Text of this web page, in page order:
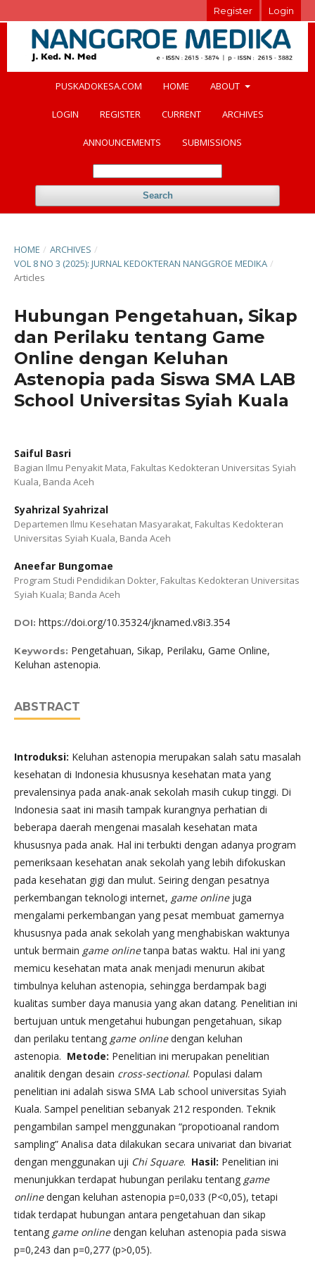
PUSKADOKESA.COM HOME ABOUT
LOGIN REGISTER CURRENT ARCHIVES
ANNOUNCEMENTS SUBMISSIONS
Search
Register Login
HOME / ARCHIVES /
VOL 8 NO 3 (2025): JURNAL KEDOKTERAN NANGGROE MEDIKA /
Articles
Hubungan Pengetahuan, Sikap
dan Perilaku tentang Game
Online dengan Keluhan
Astenopia pada Siswa SMA LAB
School Universitas Syiah Kuala
Saiful Basri
Bagian Ilmu Penyakit Mata, Fakultas Kedokteran Universitas Syiah
Kuala, Banda Aceh
Syahrizal Syahrizal
Departemen Ilmu Kesehatan Masyarakat, Fakultas Kedokteran
Universitas Syiah Kuala, Banda Aceh
Aneefar Bungomae
Program Studi Pendidikan Dokter, Fakultas Kedokteran Universitas
Syiah Kuala; Banda Aceh
DOI: https://doi.org/10.35324/jknamed.v8i3.354
Keywords: Pengetahuan, Sikap, Perilaku, Game Online,
Keluhan astenopia.
ABSTRACT
Introduksi: Keluhan astenopia merupakan salah satu masalah
kesehatan di Indonesia khususnya kesehatan mata yang
prevalensinya pada anak-anak sekolah masih cukup tinggi. Di
Indonesia saat ini masih tampak kurangnya perhatian di
beberapa daerah mengenai masalah kesehatan mata
khususnya pada anak. Hal ini terbukti dengan adanya program
pemeriksaan kesehatan anak sekolah yang lebih difokuskan
pada kesehatan gigi dan mulut. Seiring dengan pesatnya
perkembangan teknologi internet, game onlinejuga
mengalami perkembangan yang pesat membuat gamernya
khususnya pada anak sekolah yang menghabiskan waktunya
untuk bermain game onlinetanpa batas waktu. Hal ini yang
memicu kesehatan mata anak menjadi menurun akibat
timbulnya keluhan astenopia, sehingga berdampak bagi
kualitas sumber daya manusia yang akan datang. Penelitian ini
bertujuan untuk mengetahui hubungan pengetahuan, sikap
dan perilaku tentang game onlinedengan keluhan
astenopia. Metode: Penelitian ini merupakan penelitian
analitik dengan desain cross-sectional. Populasi dalam
penelitian ini adalah siswa SMA Lab school universitas Syiah
Kuala. Sampel penelitian sebanyak 212 responden. Teknik
pengambilan sampel menggunakan “propotioanal random
sampling” Analisa data dilakukan secara univariat dan bivariat
dengan menggunakan uji Chi Square. Hasil: Penelitian ini
menunjukkan terdapat hubungan perilaku tentang game
onlinedengan keluhan astenopia p=0,033 (P<0,05), tetapi
tidak terdapat hubungan antara pengetahuan dan sikap
tentang game onlinedengan keluhan astenopia pada siswa
p=0,243 dan p=0,277 (p>0,05).